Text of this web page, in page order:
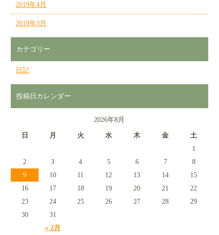
2019年4月
2019年3月
カテゴリー
日記
投稿日カレンダー
2026年8月
日 月 火 水 木 金 土
« 2月
1
2
3 4 5 6 7
8
9
10 11 12 13 14
15
16
17 18 19 20 21
22
23
24 25 26 27 28
29
30
31